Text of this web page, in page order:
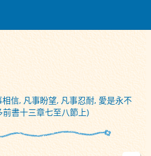
信, 凡事盼望, 凡事忍耐, 愛是永不
前書十三章七至八節上)